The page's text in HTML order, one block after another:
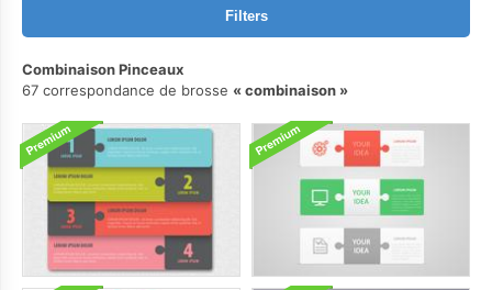
Filters
Combinaison Pinceaux
67 correspondance de brosse
combinaison